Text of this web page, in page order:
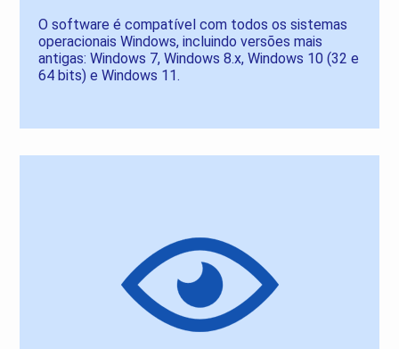
O software é compatível com todos os sistemas
operacionais Windows, incluindo versões mais
antigas: Windows 7, Windows 8.x, Windows 10 (32 e
64 bits) e Windows 11.